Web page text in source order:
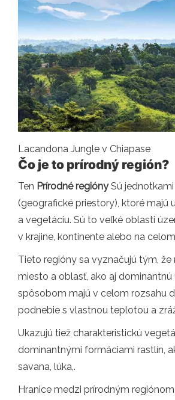
Lacandona Jungle v Chiapase
Čo je to prírodný región?
Ten Prírodné regiónySú
(geografické priestory), ktoré majú
a vegetáciu. Sú to veľké oblasti
v krajine, kontinente alebo na
Tieto regióny sa vyznačujú tým, že
miesto a oblasť, ako aj dominantnú
spôsobom majú v celom rozsahu
podnebie s vlastnou teplotou a
Ukazujú tiež charakteristickú
dominantnými formáciami rastlín,
savana, lúka,.
Hranice medzi prírodným